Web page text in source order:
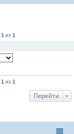
1 из 1
1 из 1
Перейти